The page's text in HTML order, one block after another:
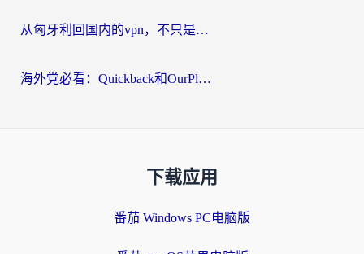
从匈牙利回国内的vpn，不只是为了刷剧那么简单
海外党必看：Quickback和OurPlay好用吗？3分钟选对回国加速器，无缝刷剧玩游戏
下载应用
番茄 Windows PC电脑版